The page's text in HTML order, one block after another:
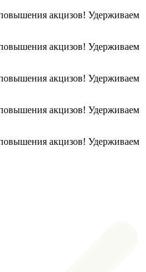
акцизов! Удерживаем
акцизов! Удерживаем
акцизов! Удерживаем
акцизов! Удерживаем
акцизов! Удерживаем